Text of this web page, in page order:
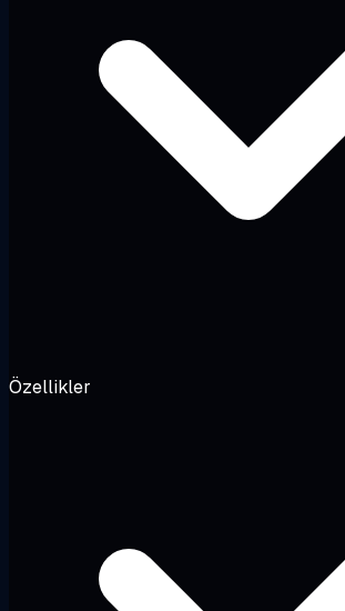
Özellikler